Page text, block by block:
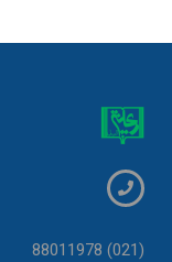
(021) 88011978